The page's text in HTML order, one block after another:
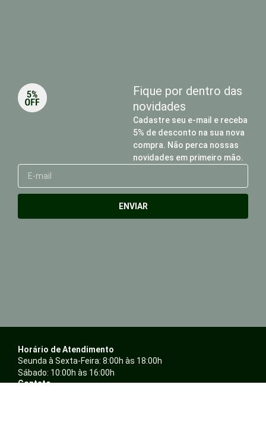
Fique por dentro das
novidades
Cadastre seu e-mail e receba
5% de desconto na sua nova
compra. Não perca nossas
novidades em primeiro mão.
mail
ENVIAR
Horário de Atendimento
Seunda à Sexta-Feira: 8:00h às 18:00h
Sábado: 10:00h às 16:00h
Contato